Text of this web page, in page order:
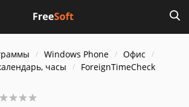
Windows Phone
Офис
часы
ForeignTimeCheck